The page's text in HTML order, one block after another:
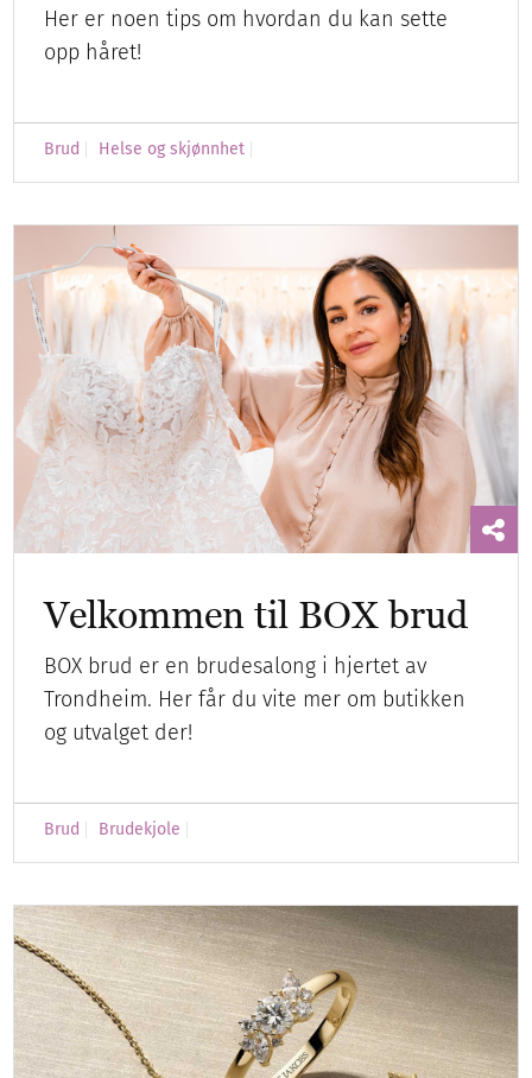
Her er noen tips om hvordan du kan sette
opp håret!
Brud Helse og skjønnhet
Velkommen til BOX brud
BOX brud er en brudesalong i hjertet av
Trondheim. Her får du vite mer om butikken
og utvalget der!
Brud Brudekjole